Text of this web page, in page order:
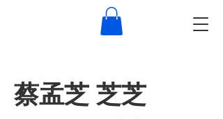
蔡孟芝 芝芝